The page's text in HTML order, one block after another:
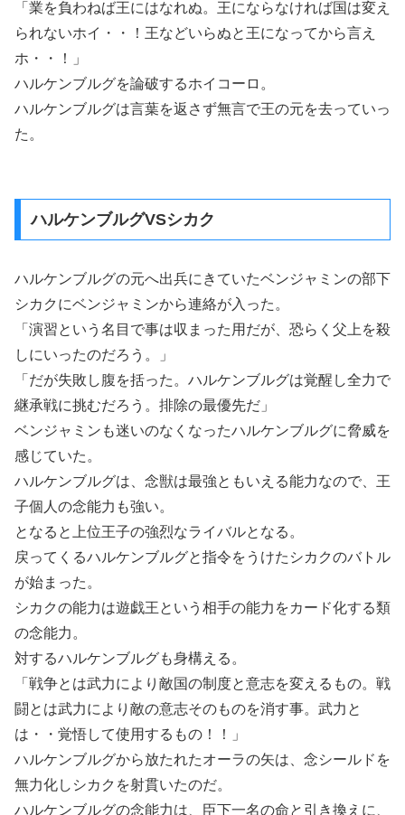
「業を負わねば王にはなれぬ。王にならなければ国は変え
られないホイ・・！王などいらぬと王になってから言え
ホ・・！」
ハルケンブルグを論破するホイコーロ。
ハルケンブルグは言葉を返さず無言で王の元を去っていっ
た。
ハルケンブルグVSシカク
ハルケンブルグの元へ出兵にきていたベンジャミンの部下
シカクにベンジャミンから連絡が入った。
「演習という名目で事は収まった用だが、恐らく父上を殺
しにいったのだろう。」
「だが失敗し腹を括った。ハルケンブルグは覚醒し全力で
継承戦に挑むだろう。排除の最優先だ」
ベンジャミンも迷いのなくなったハルケンブルグに脅威を
感じていた。
ハルケンブルグは、念獣は最強ともいえる能力なので、王
子個人の念能力も強い。
となると上位王子の強烈なライバルとなる。
戻ってくるハルケンブルグと指令をうけたシカクのバトル
が始まった。
シカクの能力は遊戯王という相手の能力をカード化する類
の念能力。
対するハルケンブルグも身構える。
「戦争とは武力により敵国の制度と意志を変えるもの。戦
闘とは武力により敵の意志そのものを消す事。武力と
は・・覚悟して使用するもの！！」
ハルケンブルグから放たれたオーラの矢は、念シールドを
無力化しシカクを射貫いたのだ。
ハルケンブルグの念能力は、臣下一名の命と引き換えに、